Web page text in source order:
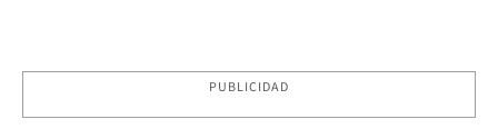
PUBLICIDAD